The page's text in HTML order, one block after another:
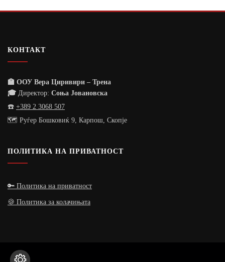
КОНТАКТ
🏫 ООУ Вера Циривири – Трена
🎓 Директор: Соња Јовановска
☎️ +389 2 3068 507
🗺️ Руѓер Бошковиќ 9, Карпош, Скопје
ПОЛИТИКА НА ПРИВАТНОСТ
🔑 Политика на приватност
🍪 Политика за колачињата